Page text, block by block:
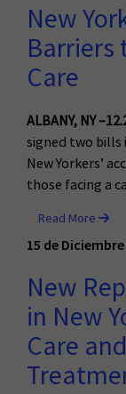
New
Barriers
Care
ALBANY, NY
signed two bills
New Yorkers’
those facing a
Read More
15 de
New
in New
Care